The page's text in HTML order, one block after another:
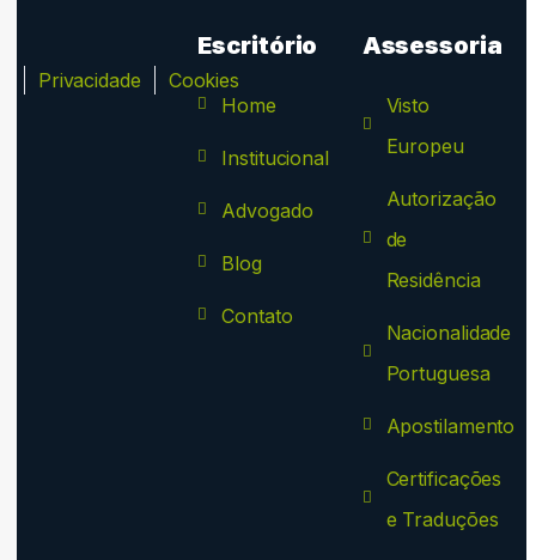
Privacidade Cookies
Escritório
Home
Institucional
Advogado
Blog
Contato
Assessoria
Visto
Europeu
Autorização
de
Residência
Nacionalidade
Portuguesa
Apostilamento
Certificações
e Traduções